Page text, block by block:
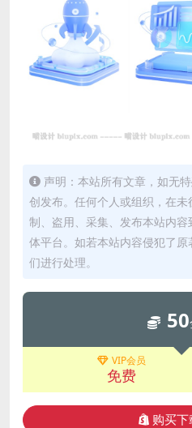
声明：本站所有文章，如无
创发布。任何个人或组织，在
制、盗用、采集、发布本站内
体平台。如若本站内容侵犯了
们进行处理。
50
VIP会员
免费
购买下